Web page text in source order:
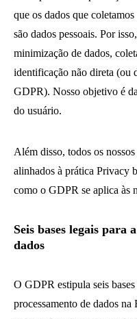
que os dados que
são dados pessoais. Por
minimização de dados,
identificação não direta (ou
GDPR). Nosso objetivo é
do usuário.
Além disso, todos os
alinhados à prática Privacy
como o GDPR se aplica às
Seis bases legais para
dados
O GDPR estipula seis
processamento de dados